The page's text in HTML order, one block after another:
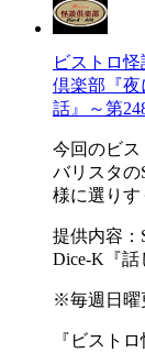
ビストロ
倶楽部『
話』～第
今回のビス
バリスタの
様に選りす
提供内容：
Dice-K『話
※毎週日曜
『ビスト